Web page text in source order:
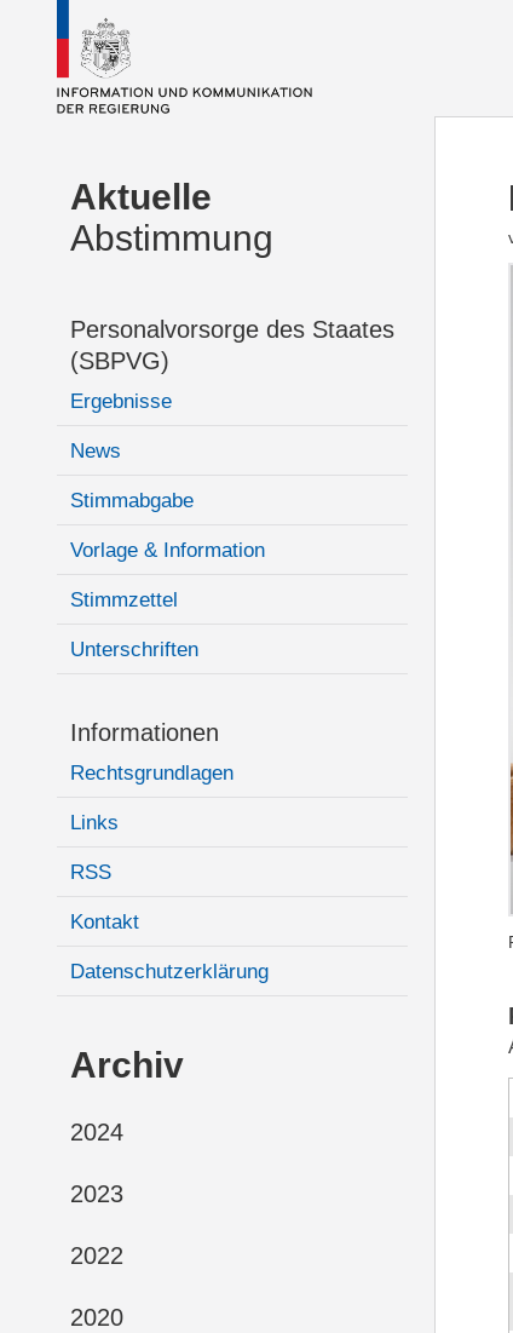
Aktuelle
Abstimmung
Personalvorsorge des Staates
(SBPVG)
Ergebnisse
News
Stimmabgabe
Vorlage & Information
Stimmzettel
Unterschriften
Informationen
Rechtsgrundlagen
Links
RSS
Kontakt
Datenschutzerklärung
Archiv
2024
2023
2022
2020